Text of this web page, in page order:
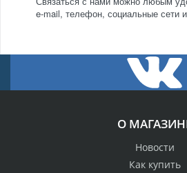
e-mail, телефон, социальные сети
О
Новости
Как купить